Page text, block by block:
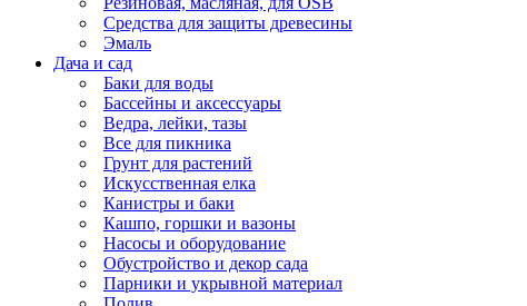
Средства для защиты древесины
Эмаль
Дача и сад
Баки для воды
Бассейны и аксессуары
Ведра, лейки, тазы
Все для пикника
Грунт для растений
Искусственная елка
Канистры и баки
Кашпо, горшки и вазоны
Насосы и оборудование
Обустройство и декор сада
Парники и укрывной материал